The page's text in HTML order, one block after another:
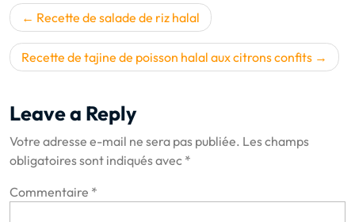
Navigation
de
l’article
Recette de salade de riz halal
Recette de tajine de poisson halal aux citrons confits
Leave a Reply
Votre adresse e-mail ne sera pas publiée. Les champs
obligatoires sont indiqués avec *
Commentaire *